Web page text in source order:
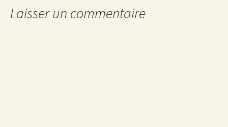
Laisser un commentaire